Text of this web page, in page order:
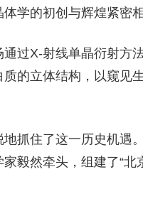
学的初创与辉煌紧密相
过X-射线单晶衍射方
的立体结构，以窥见
抓住了这一历史机遇
毅然牵头，组建了“北